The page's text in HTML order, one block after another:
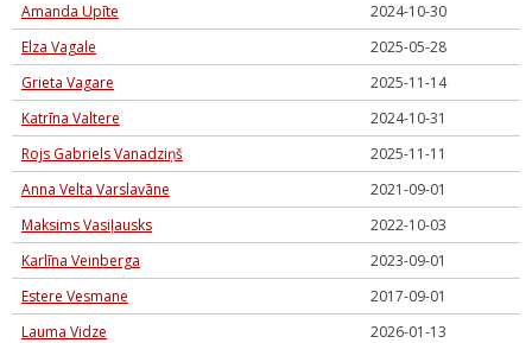
Amanda Upīte
2024-10-30
Elza Vagale
2025-05-28
Grieta Vagare
2025-11-14
Katrīna Valtere
2024-10-31
Rojs Gabriels Vanadziņš
2025-11-11
Anna Velta Varslavāne
2021-09-01
Maksims Vasiļausks
2022-10-03
Karlīna Veinberga
2023-09-01
Estere Vesmane
2017-09-01
Lauma Vidze
2026-01-13